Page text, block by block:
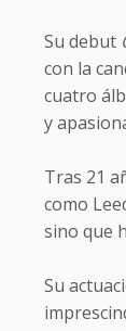
Su debut
con la
cuatro
y
Tras 21
como
sino que
Su